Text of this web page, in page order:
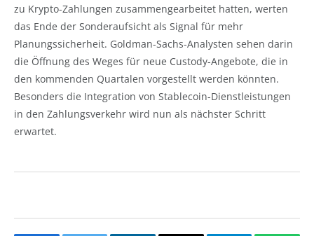
zu Krypto-Zahlungen zusammengearbeitet hatten, werten
das Ende der Sonderaufsicht als Signal für mehr
Planungssicherheit. Goldman-Sachs-Analysten sehen darin
die Öffnung des Weges für neue Custody-Angebote, die in
den kommenden Quartalen vorgestellt werden könnten.
Besonders die Integration von Stablecoin-Dienstleistungen
in den Zahlungsverkehr wird nun als nächster Schritt
erwartet.